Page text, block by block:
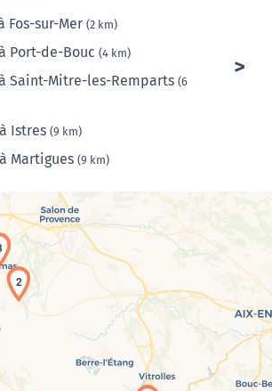
Fos-sur-Mer (2 km)
Port-de-Bouc (4 km)
Saint-Mitre-les-Remparts (6
à Istres (9 km)
à Martigues (9 km)
Chargement de la carte en cours...
2